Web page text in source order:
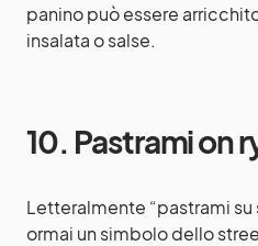
panino può essere
insalata o salse.
10. Pastrami on
Letteralmente “pastrami
ormai un simbolo dello